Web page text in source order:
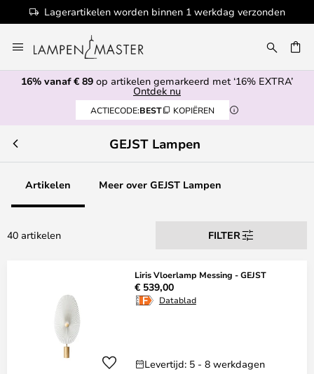
Lagerartikelen worden binnen 1 werkdag verzonden
naar
de
inhoud
16% vanaf € 89 op artikelen gemarkeerd met ‘16% EXTRA’
Ontdek nu
ACTIECODE:BEST KOPIËREN
GEJST Lampen
Artikelen Meer over GEJST Lampen
40 artikelen FILTER
Liris Vloerlamp Messing - GEJST
€ 539,00
Datablad
Levertijd: 5 - 8 werkdagen